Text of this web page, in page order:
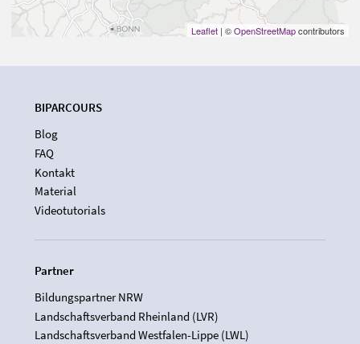
Leaflet | ©OpenStreetMapcontributors
BIPARCOURS
Blog
FAQ
Kontakt
Material
Videotutorials
Partner
Bildungspartner NRW
Landschaftsverband Rheinland (LVR)
Landschaftsverband Westfalen-Lippe (LWL)